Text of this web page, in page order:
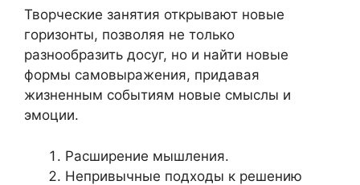
Творческие занятия открывают новые
горизонты, позволяя не только
разнообразить досуг, но и найти новые
формы самовыражения, придавая
жизненным событиям новые смыслы и
эмоции.
Расширение мышления.
Непривычные подходы к решению